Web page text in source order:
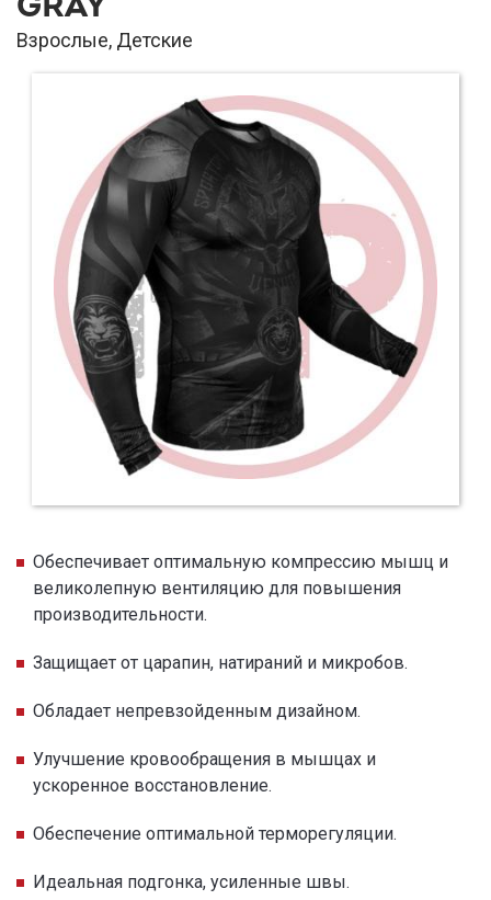
GRAY
Взрослые, Детские
Обеспечивает оптимальную компрессию мышц и
великолепную вентиляцию для повышения
производительности.
Защищает от царапин, натираний и микробов.
Обладает непревзойденным дизайном.
Улучшение кровообращения в мышцах и
ускоренное восстановление.
Обеспечение оптимальной терморегуляции.
Идеальная подгонка, усиленные швы.